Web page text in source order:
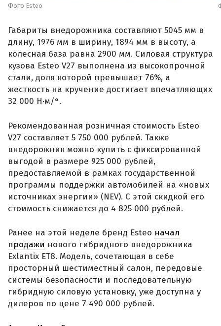
Фото Esteo
Габариты внедорожника составляют 5045 мм в
длину, 1976 мм в ширину, 1894 мм в высоту, а
колесная база равна 2900 мм. Силовая структура
кузова Esteo V27 выполнена из высокопрочной
стали, доля которой превышает 76%, а
жесткость на кручение достигает впечатляющих
32 000 Н·м/°.
Рекомендованная розничная стоимость Esteo
V27 составляет 5 750 000 рублей. Также
внедорожник можно купить с фиксированной
выгодой в размере 925 000 рублей,
предоставляемой в рамках государственной
программы поддержки автомобилей на «новых
источниках энергии» (NEV). С этой скидкой его
стоимость снижается до 4 825 000 рублей.
Ранее на этой неделе бренд Esteo начал
продажи нового гибридного внедорожника
Exlantix ET8. Модель, сочетающая в себе
просторный шестиместный салон, передовые
системы безопасности и последовательную
гибридную силовую установку, уже доступна у
дилеров по цене 7 490 000 рублей.